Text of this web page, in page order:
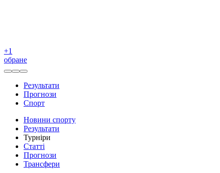
+1
обране
Результати
Прогнози
Спорт
Новини спорту
Результати
Турніри
Статті
Прогнози
Трансфери